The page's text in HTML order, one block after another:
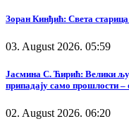
Зоран Кинђић: Света
03. August 2026. 05:59
Јасмина С. Ћирић: Велики
припадају само прошлости –
02. August 2026. 06:20